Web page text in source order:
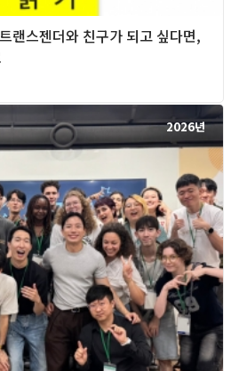
스젠더와 친구가 되고 싶다면,
2026년